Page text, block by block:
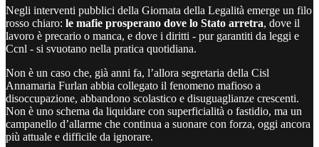
Negli interventi pubblici della Giornata della Legalità emerge un filo
rosso chiaro: le mafie prosperano dove lo Stato arretra, dove il
lavoro è precario o manca, e dove i diritti - pur garantiti da leggi e
Ccnl - si svuotano nella pratica quotidiana.
Non è un caso che, già anni fa, l’allora segretaria della Cisl
Annamaria Furlan abbia collegato il fenomeno mafioso a
disoccupazione, abbandono scolastico e disuguaglianze crescenti.
Non è uno schema da liquidare con superficialità o fastidio, ma un
campanello d’allarme che continua a suonare con forza, oggi ancora
più attuale e difficile da ignorare.